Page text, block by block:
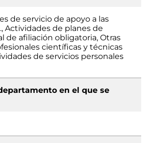
de servicio de apoyo a las
Actividades de planes de
de afiliación obligatoria, Otras
científicas y técnicas
de servicios personales
en el que se